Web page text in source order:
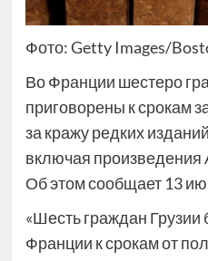
Фото: Getty Images/
Во Франции шестеро
приговорены к срокам
за кражу редких
включая
Об этом сообщает 13
«Шесть граждан
Франции к срокам от